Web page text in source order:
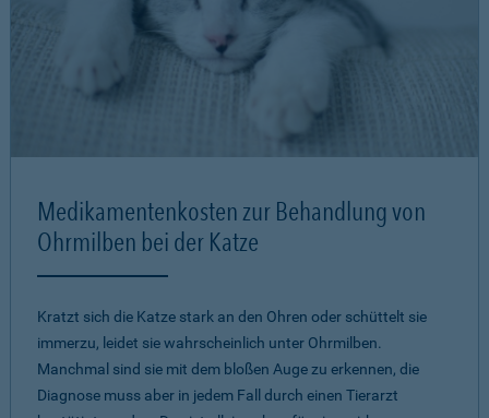
Medikamentenkosten zur Behandlung von
Ohrmilben bei der Katze
Kratzt sich die Katze stark an den Ohren oder schüttelt sie
immerzu, leidet sie wahrscheinlich unter Ohrmilben.
Manchmal sind sie mit dem bloßen Auge zu erkennen, die
Diagnose muss aber in jedem Fall durch einen Tierarzt